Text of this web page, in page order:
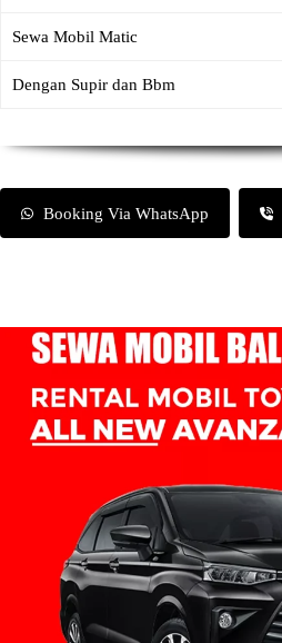
Sewa Mobil Matic
Dengan Supir dan Bbm
Booking Via WhatsApp